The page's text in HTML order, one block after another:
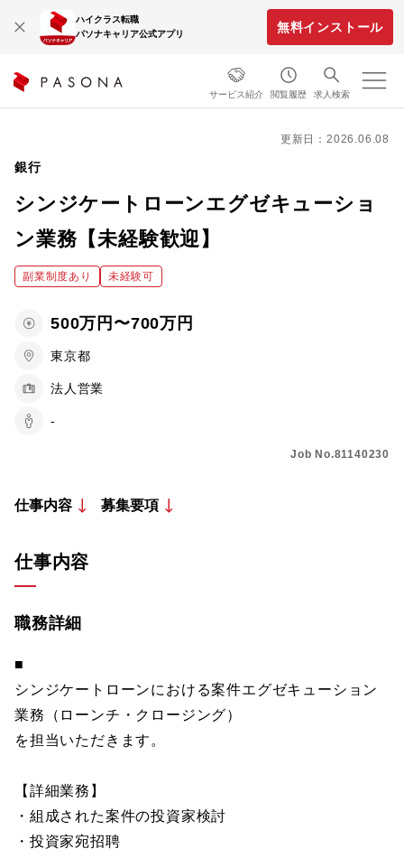
ハイクラス転職
パソナキャリア公式アプリ
無料インストール
サービス紹介 閲覧履歴 求人検索
更新日：2026.06.08
銀行
シンジケートローンエグゼキューショ
ン業務【未経験歓迎】
副業制度あり 未経験可
500万円〜700万円
東京都
法人営業
-
Job No.81140230
仕事内容 募集要項
仕事内容
職務詳細
■
シンジケートローンにおける案件エグゼキューション
業務（ローンチ・クロージング）
を担当いただきます。
【詳細業務】
・組成された案件の投資家検討
・投資家宛招聘